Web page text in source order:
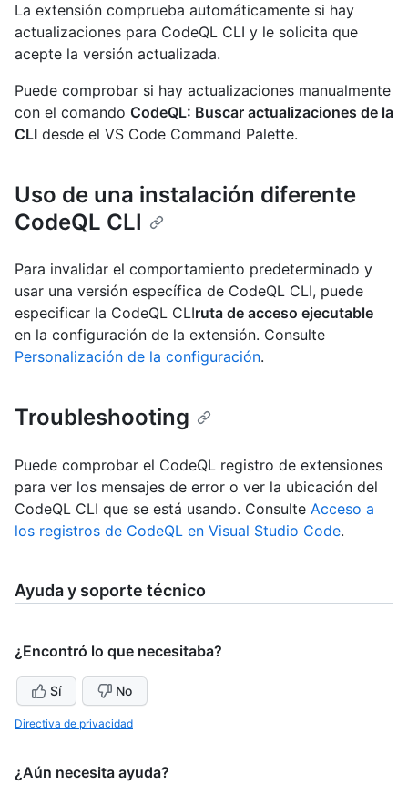
La extensión comprueba automáticamente si hay
actualizaciones para CodeQL CLI y le solicita que
acepte la versión actualizada.
Puede comprobar si hay actualizaciones manualmente
con el comando CodeQL: Buscar actualizaciones de la
CLI desde el VS Code Command Palette.
Uso de una instalación diferente
CodeQL CLI
Para invalidar el comportamiento predeterminado y
usar una versión específica de CodeQL CLI, puede
especificar la CodeQL CLIruta de acceso ejecutable
en la configuración de la extensión. Consulte
Personalización de la configuración.
Troubleshooting
Puede comprobar el CodeQL registro de extensiones
para ver los mensajes de error o ver la ubicación del
CodeQL CLI que se está usando. Consulte Acceso a
los registros de CodeQL en Visual Studio Code.
Ayuda y soporte técnico
¿Encontró lo que necesitaba?
Sí No
Directiva de privacidad
¿Aún necesita ayuda?